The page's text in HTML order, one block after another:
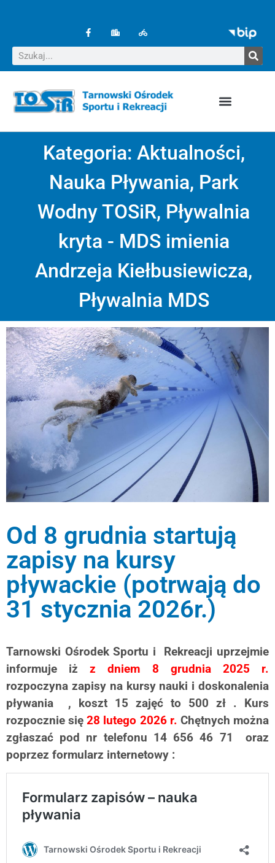
Kategoria: Aktualności,
Nauka Pływania, Park
Wodny TOSiR, Pływalnia
kryta - MDS imienia
Andrzeja Kiełbusiewicza,
Pływalnia MDS
Od 8 grudnia startują
zapisy na kursy
pływackie (potrwają do
31 stycznia 2026r.)
Tarnowski Ośrodek Sportu i Rekreacji uprzejmie
informuje iżz dniem 8 grudnia 2025 r.
rozpoczyna zapisy na kursy nauki i doskonalenia
pływania , koszt 15 zajęć to 500 zł . Kurs
rozpocznie się28 lutego 2026 r. Chętnych można
zgłaszać pod nr telefonu 14 656 46 71 oraz
poprzez formularz internetowy :